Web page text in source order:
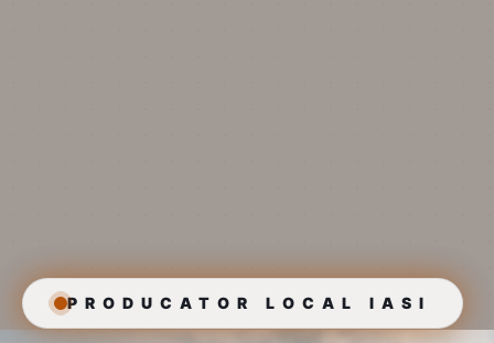
PRODUCATOR LOCAL IASI